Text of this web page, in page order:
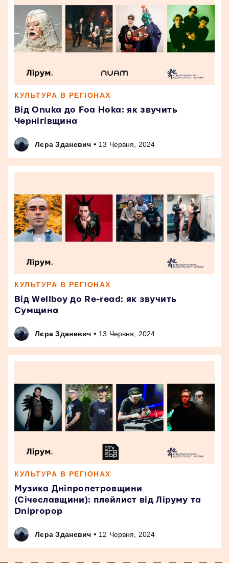
КУЛЬТУРА В РЕГІОНАХ
Від Onuka до Foa Hoka: як звучить
Чернігівщина
Лєра Зданевич • 13 Червня, 2024
КУЛЬТУРА В РЕГІОНАХ
Від Wellboy до Re-read: як звучить
Сумщина
Лєра Зданевич • 13 Червня, 2024
КУЛЬТУРА В РЕГІОНАХ
Музика Дніпропетровщини
(Січеславщини): плейлист від Ліруму та
Dnipropop
Лєра Зданевич • 12 Червня, 2024